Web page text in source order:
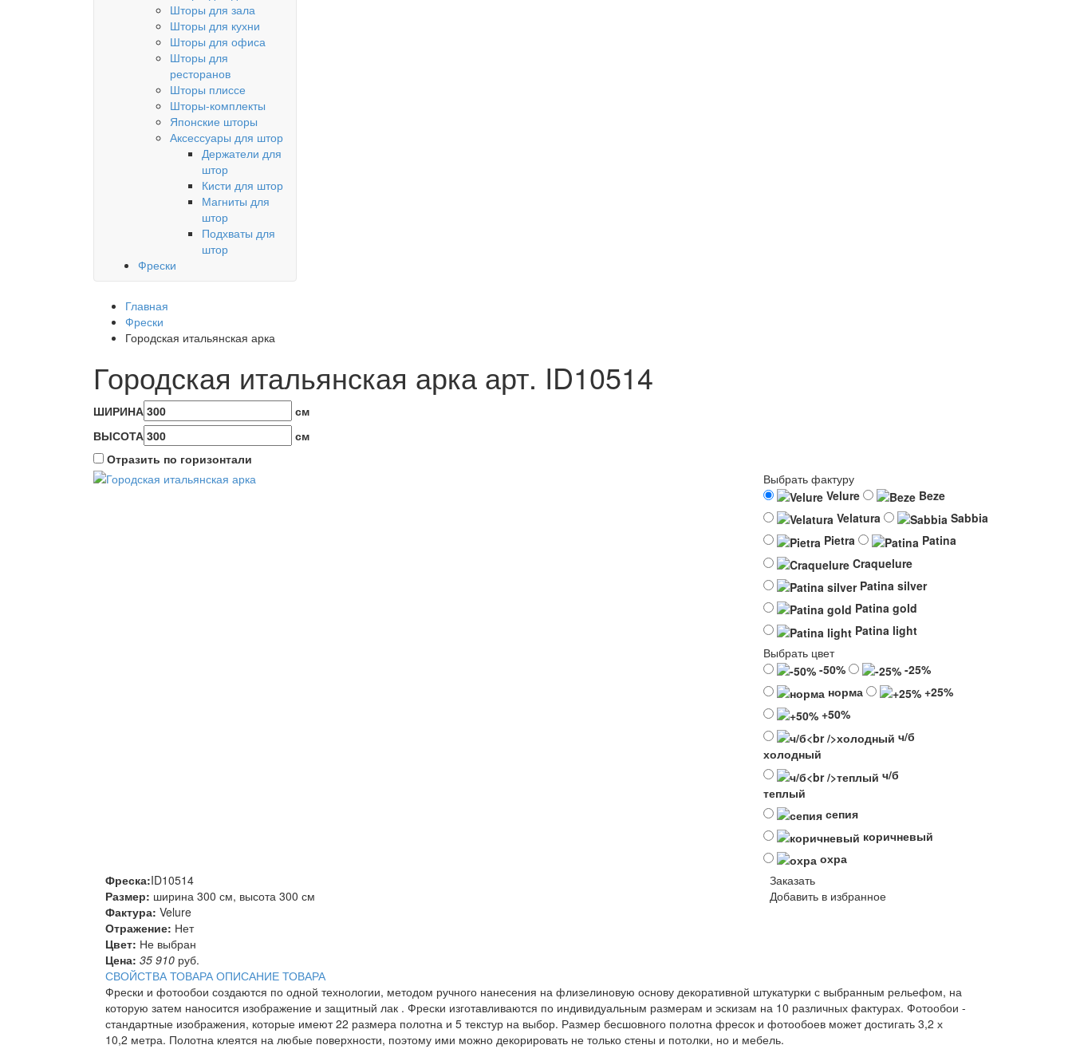
Шторы для зала
Шторы для кухни
Шторы для офиса
Шторы для
ресторанов
Шторы плиссе
Шторы-комплекты
Японские шторы
Аксессуары для штор
Держатели для
штор
Кисти для штор
Магниты для
штор
Подхваты для
штор
Фрески
Главная
Фрески
Городская итальянская арка
Городская итальянская арка арт. ID10514
ШИРИНА
см
ВЫСОТА
см
Отразить по горизонтали
Выбрать фактуру
Velure
Beze
Velatura
Sabbia
Pietra
Patina
Craquelure
Patina silver
Patina gold
Patina light
Выбрать цвет
-50%
-25%
норма
+25%
+50%
ч/б
холодный
ч/б
теплый
сепия
коричневый
охра
Фреска:ID10514
Размер: ширина 300 см, высота 300 см
Фактура: Velure
Отражение: Нет
Цвет: Не выбран
Цена: 35 910 руб.
Заказать
Добавить в избранное
СВОЙСТВА ТОВАРА ОПИСАНИЕ ТОВАРА
Фрески и фотообои создаются по одной технологии, методом ручного нанесения на флизелиновую основу декоративной штукатурки с выбранным рельефом, на
которую затем наносится изображение и защитный лак . Фрески изготавливаются по индивидуальным размерам и эскизам на 10 различных фактурах. Фотообои -
стандартные изображения, которые имеют 22 размера полотна и 5 текстур на выбор. Размер бесшовного полотна фресок и фотообоев может достигать 3,2 х
10,2 метра. Полотна клеятся на любые поверхности, поэтому ими можно декорировать не только стены и потолки, но и мебель.